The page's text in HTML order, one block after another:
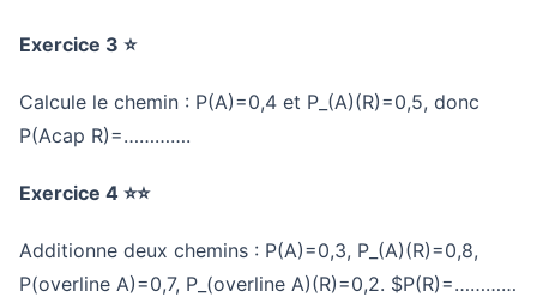
Exercice 3 ⭐
Calcule le chemin : P(A)=0,4 et P_(A)(R)=0,5, donc
P(Acap R)=………….
Exercice 4 ⭐⭐
Additionne deux chemins : P(A)=0,3, P_(A)(R)=0,8,
P(overline A)=0,7, P_(overline A)(R)=0,2. $P(R)=…………